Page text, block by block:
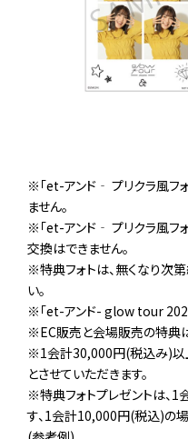
※「et-アンド‐ プリクラ風フォ
ません。
※「et-アンド‐ プリクラ風フォ
交換はできません。
※特典フォトは、無くなり次
い。
※「et-アンド- glow tour
※EC販売と会場販売の特典
※1会計30,000円(税込み)以
とさせていただきます。
※特典フォトプレゼントは、
す、1会計10,000円(税込)の